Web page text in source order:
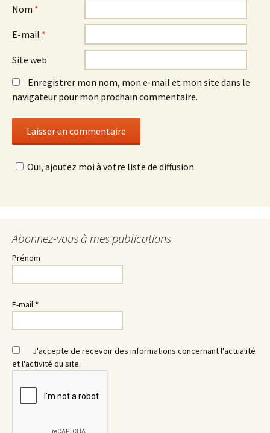
Nom *
E-mail *
Site web
Enregistrer mon nom, mon e-mail et mon site dans le
navigateur pour mon prochain commentaire.
Oui, ajoutez moi à votre liste de diffusion.
Abonnez-vous à mes publications
Prénom
E-mail*
J'accepte de recevoir des informations concernant l'actualité
et l'activité du site.